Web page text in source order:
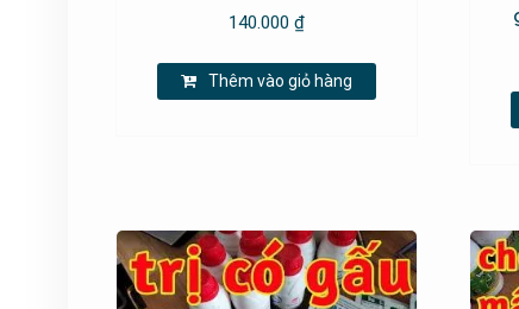
140.000 ₫
Thêm vào giỏ hàng